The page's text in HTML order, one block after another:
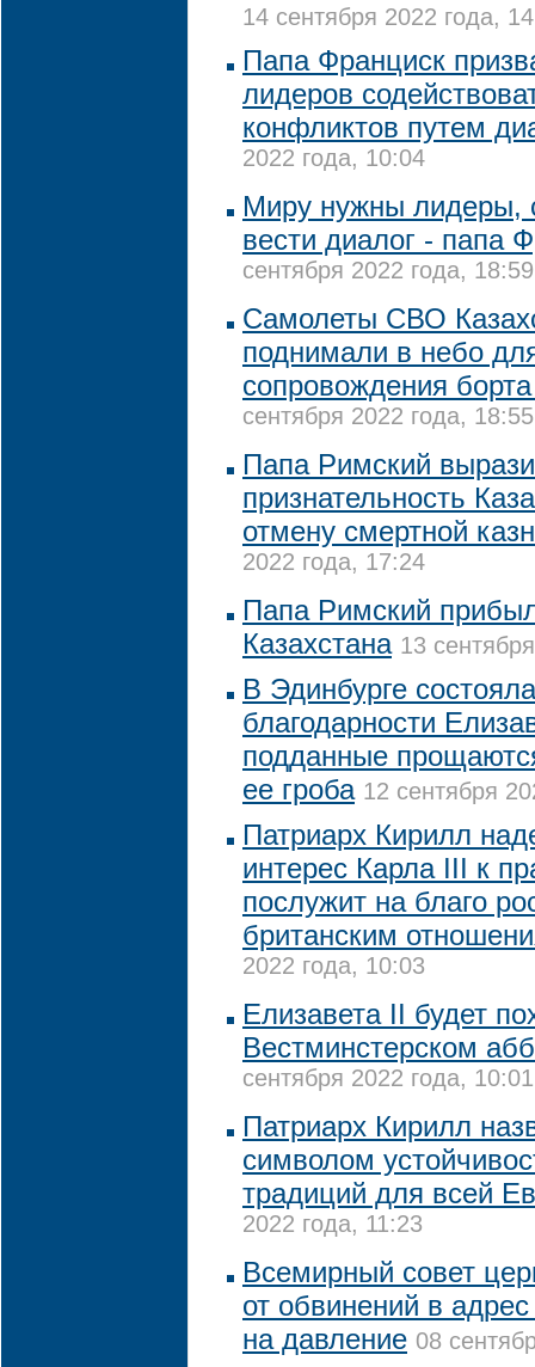
14 сентября 2022 года,
Папа Франциск
лидеров
конфликтов путем
2022 года, 10:04
Миру нужны лидеры,
вести диалог - папа
сентября 2022 года, 18:59
Самолеты СВО
поднимали в небо
сопровождения
сентября 2022 года, 18:55
Папа Римский
признательность
отмену смертной
2022 года, 17:24
Папа Римский
Казахстана 13
В Эдинбурге
благодарности
подданные
ее гроба 12 сентября
Патриарх Кирилл
интерес Карла III к
послужит на благо
британским
2022 года, 10:03
Елизавета II будет
Вестминстерском
сентября 2022 года, 10:01
Патриарх Кирилл
символом
традиций для всей
2022 года, 11:23
Всемирный совет
от обвинений в
на давление 08